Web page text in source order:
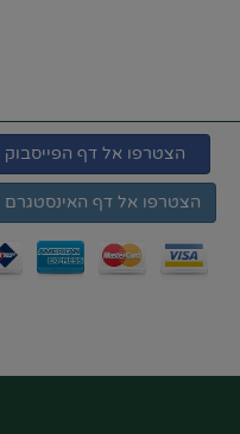
הצטרפו אל דף הפייסבוק
הצטרפו אל דף האינסטגרם